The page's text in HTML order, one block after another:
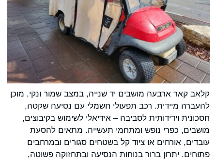
קלאב קאר ארבעה מושבים יד שנייה, במצב שמור ונקי, מוכן
להעברה מיידית. רכב תפעולי חשמלי עם נסיעה שקטה,
חסכונית וידידותית לסביבה – אידיאלי לשימוש בקיבוצים,
מושבים, כפרי נופש ומתחמי תעשייה. מתאים להסעת
עובדים, אורחים או ציוד קל בשטחים סגורים ובמרחבים
פתוחים. יתרון ברור בנוחות הנסיעה ובתחזוקה פשוטה,